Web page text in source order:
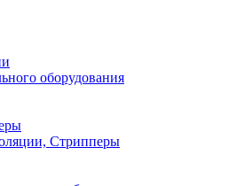
оборудования
Стрипперы